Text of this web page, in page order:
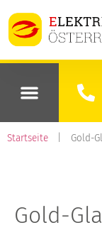
Startseite Gold-
Gold-